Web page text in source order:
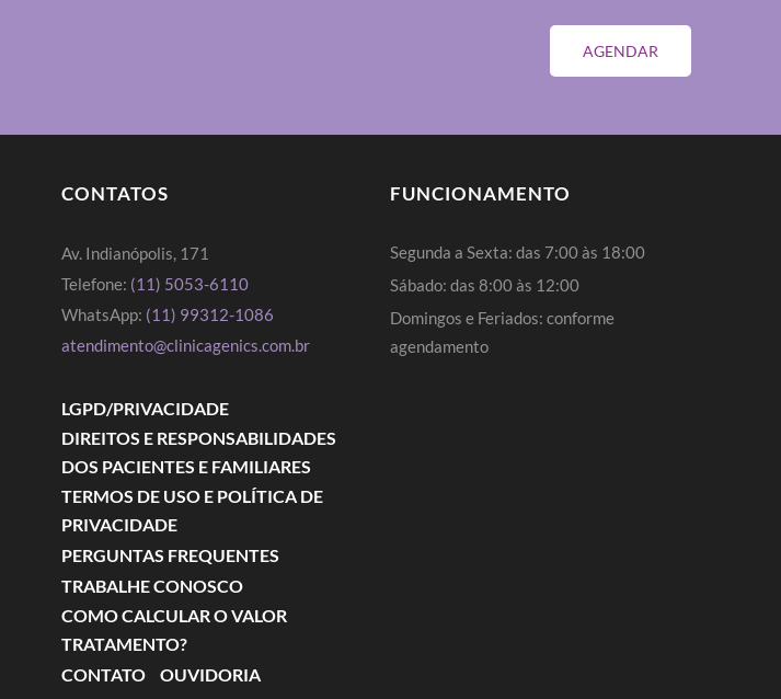
AGENDAR
CONTATOS
Av. Indianópolis, 171
Telefone: (11) 5053-6110
WhatsApp: (11) 99312-1086
atendimento@clinicagenics.com.br
LGPD/PRIVACIDADE
DIREITOS E RESPONSABILIDADES
DOS PACIENTES E FAMILIARES
TERMOS DE USO E POLÍTICA DE
PRIVACIDADE
PERGUNTAS FREQUENTES
TRABALHE CONOSCO
COMO CALCULAR O VALOR
TRATAMENTO?
CONTATO
OUVIDORIA
FUNCIONAMENTO
Segunda a Sexta: das 7:00 às 18:00
Sábado: das 8:00 às 12:00
Domingos e Feriados: conforme
agendamento